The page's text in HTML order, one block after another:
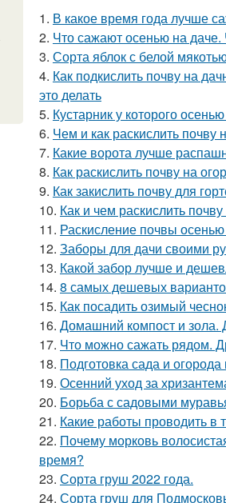
1. В какое время года лучше
2. Что сажают осенью на даче.
3. Сорта яблок с белой
4. Как подкислить почву на
это делать
5. Кустарник у которого
6. Чем и как раскислить почву
7. Какие ворота лучше
8. Как раскислить почву на
9. Как закислить почву для
10. Как и чем раскислить
11. Раскисление почвы
12. Заборы для дачи своими
13. Какой забор лучше и
14. 8 самых дешевых
15. Как посадить озимый
16. Домашний компост и зола.
17. Что можно сажать рядом.
18. Подготовка сада и
19. Осенний уход за
20. Борьба с садовыми
21. Какие работы проводить
22. Почему морковь
время?
23. Сорта груш 2022 года.
24. Сорта груш для